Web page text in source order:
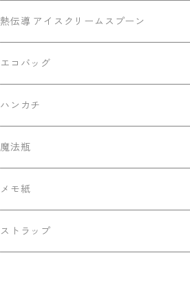
底マチミニポーチ
マチありポーチ
熱伝導 アイスクリームスプーン
エコバッグ
ハンカチ
魔法瓶
130ml ポケットサーモボトル
メモ紙
ストラップ